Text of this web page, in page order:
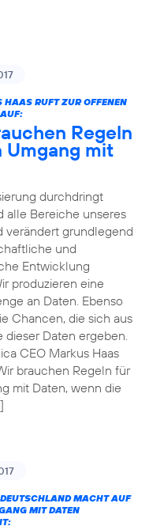
HAAS RUFT ZUR OFFENEN
Regeln
Umgang mit
durchdringt
alle Bereiche unseres
verändert grundlegend
und
Entwicklung
produzieren eine
an Daten. Ebenso
Chancen, die sich aus
dieser Daten ergeben.
CEO Markus Haas
brauchen Regeln für
mit Daten, wenn die
MACHT AUF
MIT DATEN